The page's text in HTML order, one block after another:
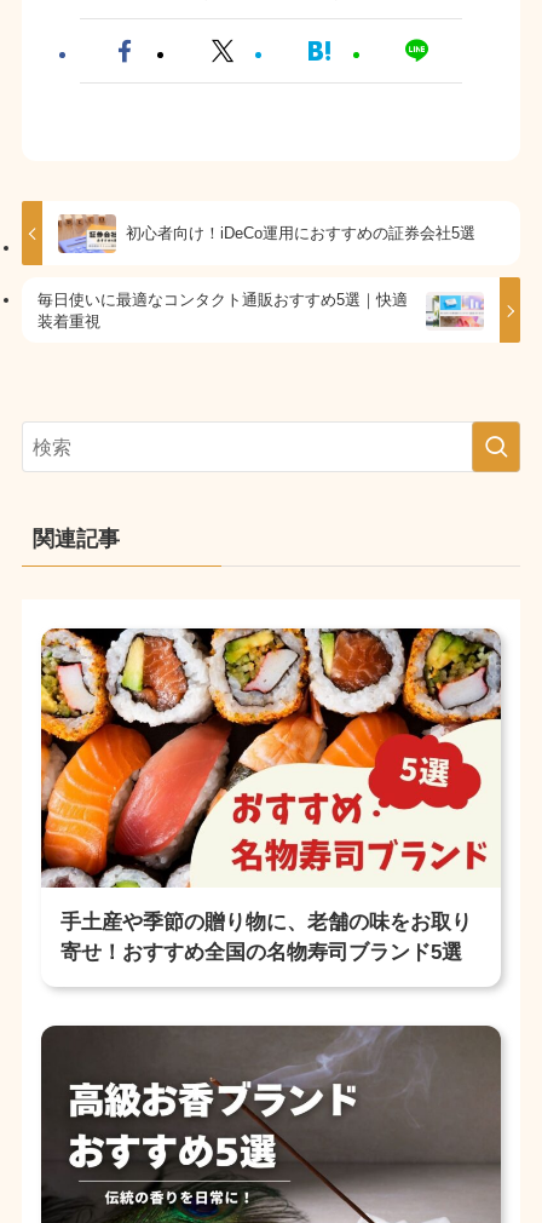
初心者向け！iDeCo運用におすすめの証券会社5選
毎日使いに最適なコンタクト通販おすすめ5選｜快適
装着重視
関連記事
手土産や季節の贈り物に、老舗の味をお取り
寄せ！おすすめ全国の名物寿司ブランド5選